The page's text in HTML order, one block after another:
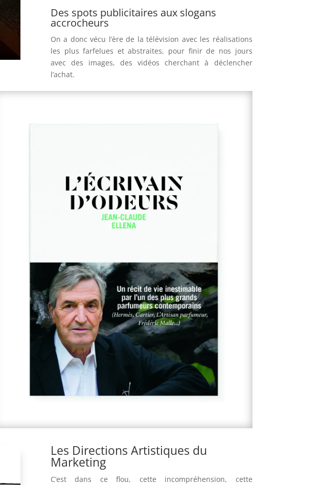
Des spots publicitaires aux slogans
accrocheurs
On a donc vécu l’ère de la télévision avec les réalisations
les plus farfelues et abstraites, pour finir de nos jours
avec des images, des vidéos cherchant à déclencher
l’achat.
Les Directions Artistiques du
Marketing
C’est dans ce flou, cette incompréhension, cette